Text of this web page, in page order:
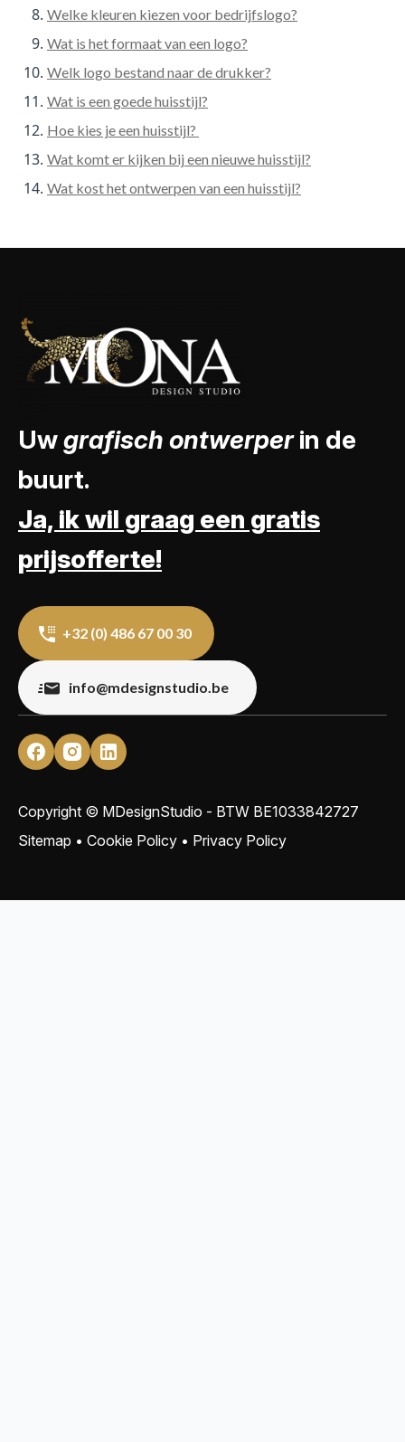
Welke kleuren kiezen voor bedrijfslogo?
Wat is het formaat van een logo?
Welk logo bestand naar de drukker?
Wat is een goede huisstijl?
Hoe kies je een huisstijl?
Wat komt er kijken bij een nieuwe huisstijl?
Wat kost het ontwerpen van een huisstijl?
Uwgrafisch ontwerperin de
buurt.
Ja, ik wil graag een gratis
prijsofferte!
+32 (0) 486 67 00 30
info@mdesignstudio.be
Copyright © MDesignStudio - BTW BE1033842727
Sitemap • Cookie Policy • Privacy Policy